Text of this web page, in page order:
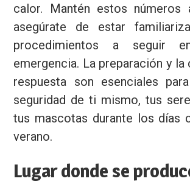
calor. Mantén estos
asegúrate de estar
procedimientos a seguir
emergencia. La preparación y la
respuesta son esenciales
seguridad de ti mismo, tus
tus mascotas durante los días
verano.
Lugar donde se